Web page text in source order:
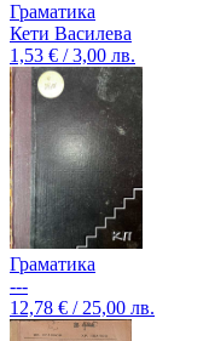
Граматика
Кети Василева
1,53 € / 3,00 лв.
Граматика
---
12,78 € / 25,00 лв.